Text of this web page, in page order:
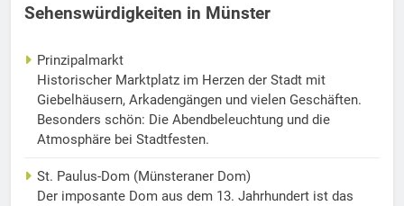
Sehenswürdigkeiten in Münster
Prinzipalmarkt
Historischer Marktplatz im Herzen der Stadt mit
Giebelhäusern, Arkadengängen und vielen Geschäften.
Besonders schön: Die Abendbeleuchtung und die
Atmosphäre bei Stadtfesten.
St. Paulus-Dom (Münsteraner Dom)
Der imposante Dom aus dem 13. Jahrhundert ist das